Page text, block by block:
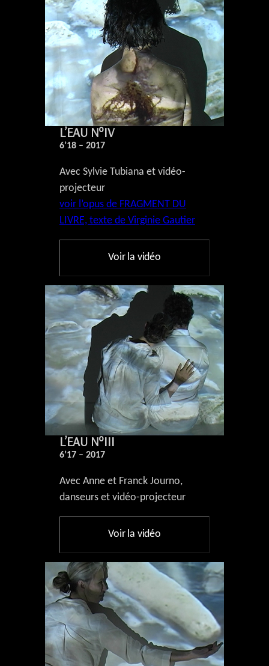
L’EAU N°IV
6’18 – 2017
Avec Sylvie Tubiana et vidéo-
projecteur
voir l’opus de FRAGMENT DU
LIVRE, texte de Virginie Gautier
Voir la vidéo
L’EAU N°III
6’17 – 2017
Avec Anne et Franck Journo,
danseurs et vidéo-projecteur
Voir la vidéo